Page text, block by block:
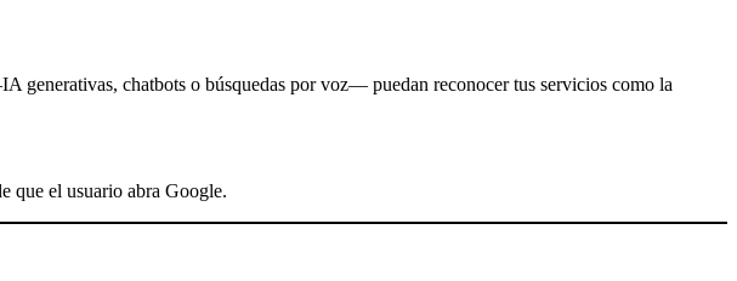
generativas, chatbots o búsquedas por voz— puedan reconocer tus servicios como la
que el usuario abra Google.